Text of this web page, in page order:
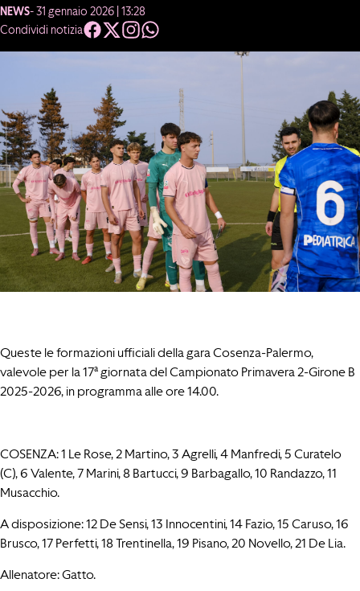
NEWS- 31 gennaio 2026 | 13:28
Condividi notizia
Queste le formazioni ufficiali della gara Cosenza-Palermo,
valevole per la 17ª giornata del Campionato Primavera 2-Girone B
2025-2026, in programma alle ore 14.00.
COSENZA: 1 Le Rose, 2 Martino, 3 Agrelli, 4 Manfredi, 5 Curatelo
(C), 6 Valente, 7 Marini, 8 Bartucci, 9 Barbagallo, 10 Randazzo, 11
Musacchio.
A disposizione: 12 De Sensi, 13 Innocentini, 14 Fazio, 15 Caruso, 16
Brusco, 17 Perfetti, 18 Trentinella, 19 Pisano, 20 Novello, 21 De Lia.
Allenatore: Gatto.